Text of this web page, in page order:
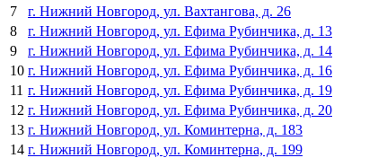
7
г. Нижний Новгород, ул. Вахтангова, д. 26
8
г. Нижний Новгород, ул. Ефима Рубинчика, д. 13
9
г. Нижний Новгород, ул. Ефима Рубинчика, д. 14
10 г. Нижний Новгород, ул. Ефима Рубинчика, д. 16
11 г. Нижний Новгород, ул. Ефима Рубинчика, д. 19
12 г. Нижний Новгород, ул. Ефима Рубинчика, д. 20
13 г. Нижний Новгород, ул. Коминтерна, д. 183
14 г. Нижний Новгород, ул. Коминтерна, д. 199